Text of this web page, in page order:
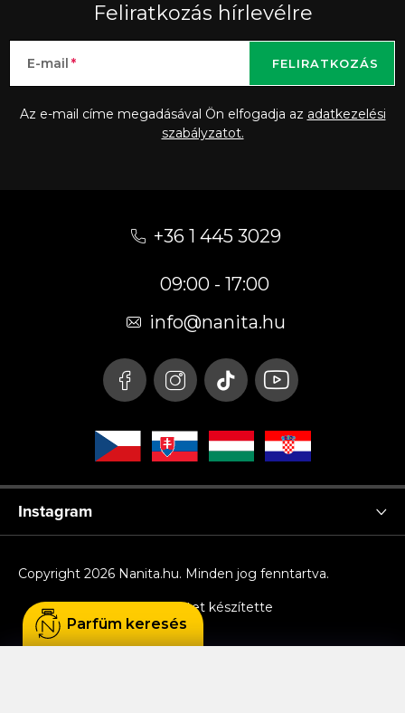
Feliratkozás hírlevélre
E-mail
Az e-mail címe megadásával Ön elfogadja az adatkezelési
szabályzatot.
FELIRATKOZÁS
+36 1 445 3029
09:00 - 17:00
info@nanita.hu
Instagram
Shoptet készítette
Copyright 2026 Nanita.hu. Minden jog fenntartva.
Parfüm keresés